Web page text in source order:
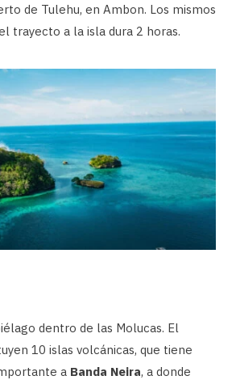
de Tulehu, en Ambon. Los mismos
trayecto a la isla dura 2 horas.
dentro de las Molucas. El
10 islas volcánicas, que tiene
a Banda Neira, a donde